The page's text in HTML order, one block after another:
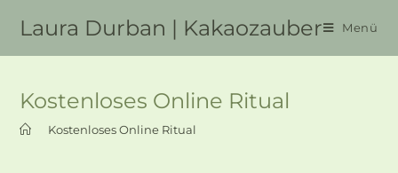
Laura Durban | Kakaozauber Menü
Kostenloses Online Ritual
Kostenloses Online Ritual